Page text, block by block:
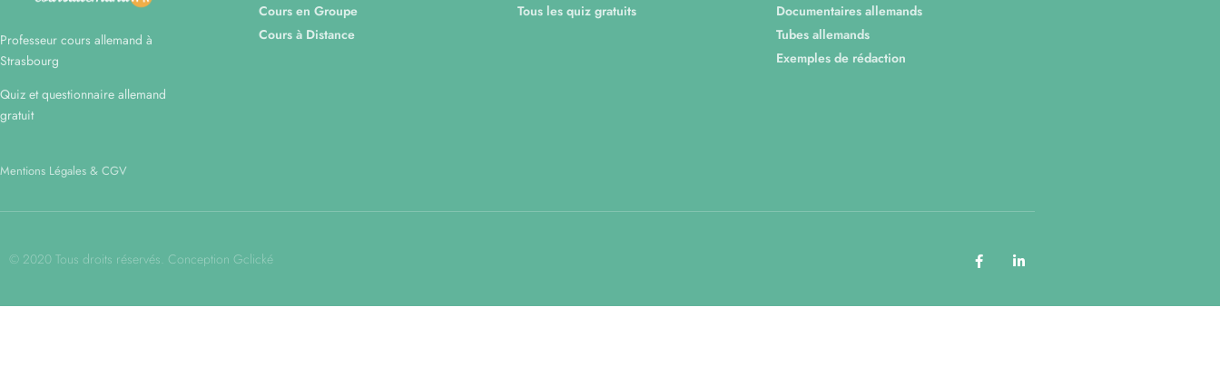
Professeur cours allemand à
Strasbourg
Quiz et questionnaire allemand
gratuit
Cours en Groupe
Cours à Distance
Tous les quiz gratuits
Documentaires allemands
Tubes allemands
Exemples de rédaction
Mentions Légales & CGV
© 2020 Tous droits réservés. Conception Gclické